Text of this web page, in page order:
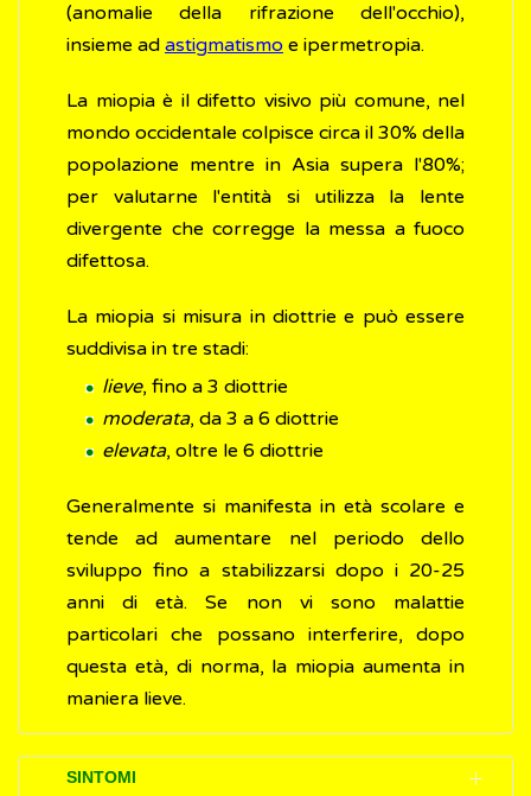
(anomalie della rifrazione dell'occhio),
insieme ad astigmatismo e ipermetropia.
La miopia è il difetto visivo più comune, nel
mondo occidentale colpisce circa il 30% della
popolazione mentre in Asia supera l'80%;
per valutarne l'entità si utilizza la lente
divergente che corregge la messa a fuoco
difettosa.
La miopia si misura in diottrie e può essere
suddivisa in tre stadi:
lieve, fino a 3 diottrie
moderata, da 3 a 6 diottrie
elevata, oltre le 6 diottrie
Generalmente si manifesta in età scolare e
tende ad aumentare nel periodo dello
sviluppo fino a stabilizzarsi dopo i 20-25
anni di età. Se non vi sono malattie
particolari che possano interferire, dopo
questa età, di norma, la miopia aumenta in
maniera lieve.
SINTOMI